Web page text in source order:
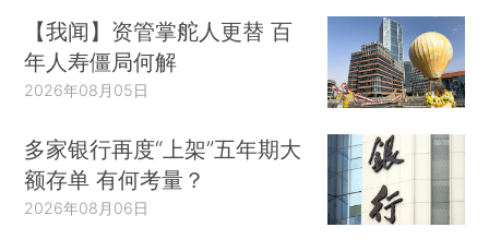
【我闻】资管掌舵人更替 百
年人寿僵局何解
2026年08月05日
多家银行再度“上架”五年期大
额存单 有何考量？
2026年08月06日